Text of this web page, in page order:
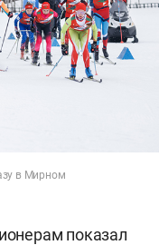
в Мирном
показал